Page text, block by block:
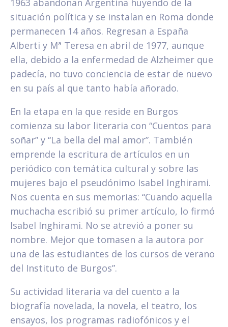
1963 abandonan Argentina huyendo de la
situación política y se instalan en Roma donde
permanecen 14 años. Regresan a España
Alberti y Mª Teresa en abril de 1977, aunque
ella, debido a la enfermedad de Alzheimer que
padecía, no tuvo conciencia de estar de nuevo
en su país al que tanto había añorado.
En la etapa en la que reside en Burgos
comienza su labor literaria con “Cuentos para
soñar” y “La bella del mal amor”. También
emprende la escritura de artículos en un
periódico con temática cultural y sobre las
mujeres bajo el pseudónimo Isabel Inghirami.
Nos cuenta en sus memorias: “Cuando aquella
muchacha escribió su primer artículo, lo firmó
Isabel Inghirami. No se atrevió a poner su
nombre. Mejor que tomasen a la autora por
una de las estudiantes de los cursos de verano
del Instituto de Burgos”.
Su actividad literaria va del cuento a la
biografía novelada, la novela, el teatro, los
ensayos, los programas radiofónicos y el